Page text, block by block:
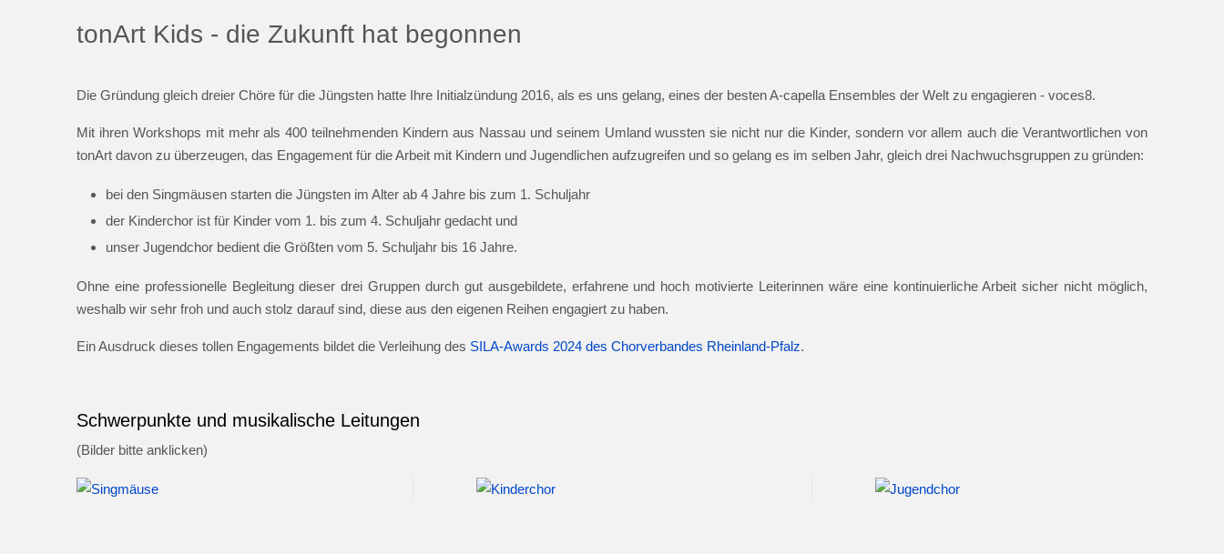
tonArt Kids - die Zukunft hat begonnen
Die Gründung gleich dreier Chöre für die Jüngsten hatte Ihre Initialzündung 2016, als es uns gelang, eines der besten A-capella Ensembles der Welt zu engagieren - voces8.
Mit ihren Workshops mit mehr als 400 teilnehmenden Kindern aus Nassau und seinem Umland wussten sie nicht nur die Kinder, sondern vor allem auch die Verantwortlichen von
tonArt davon zu überzeugen, das Engagement für die Arbeit mit Kindern und Jugendlichen aufzugreifen und so gelang es im selben Jahr, gleich drei Nachwuchsgruppen zu gründen:
bei den Singmäusen starten die Jüngsten im Alter ab 4 Jahre bis zum 1. Schuljahr
der Kinderchor ist für Kinder vom 1. bis zum 4. Schuljahr gedacht und
unser Jugendchor bedient die Größten vom 5. Schuljahr bis 16 Jahre.
Ohne eine professionelle Begleitung dieser drei Gruppen durch gut ausgebildete, erfahrene und hoch motivierte Leiterinnen wäre eine kontinuierliche Arbeit sicher nicht möglich,
weshalb wir sehr froh und auch stolz darauf sind, diese aus den eigenen Reihen engagiert zu haben.
Ein Ausdruck dieses tollen Engagements bildet die Verleihung des SILA-Awards 2024 des Chorverbandes Rheinland-Pfalz.
Schwerpunkte und musikalische Leitungen
(Bilder bitte anklicken)